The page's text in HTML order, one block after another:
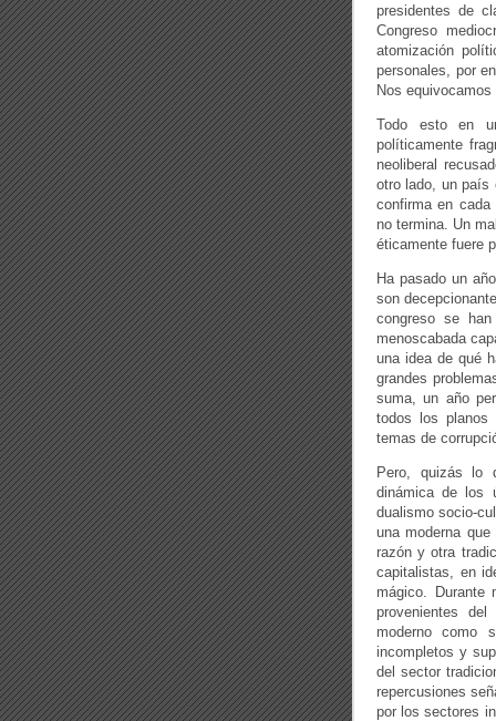
presidentes de
Congreso
atomización
personales, por
Nos
Todo esto en
políticamente
neoliberal
otro lado, un país
confirma en cada
no termina. Un
éticamente fuere
Ha pasado un
son
congreso se
menoscabada
una idea de qué
grandes
suma, un año
todos los planos
temas de
Pero, quizás lo
dinámica de los
dualismo socio-
una moderna
razón y otra
capitalistas, en
mágico. Durante
provenientes
moderno como
incompletos y
del sector
repercusiones
por los sectores